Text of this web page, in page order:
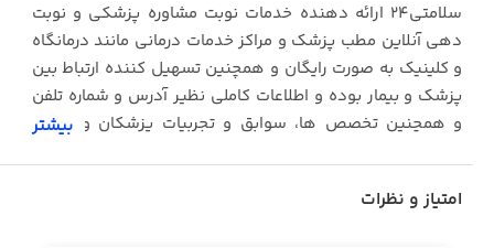
سلامتی۲۴ ارائه دهنده خدمات نوبت مشاوره پزشکی و نوبت
دهی آنلاین مطب پزشک و مراکز خدمات درمانی مانند درمانگاه
و کلینیک به صورت رایگان و همچنین تسهیل کننده ارتباط بین
پزشک و بیمار بوده و اطلاعات کاملی نظیر آدرس و شماره تلفن
و همچنین تخصص ها، سوابق و تجربیات پزشکان و نظرات
در سلامتی۲۴ لیست کاملی از تخصص های مختلف وجود دارد
بیشتر
امتیاز و نظرات